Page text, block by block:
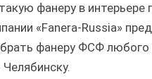
фанеру в
«Fanera-Russia»
фанеру ФСФ